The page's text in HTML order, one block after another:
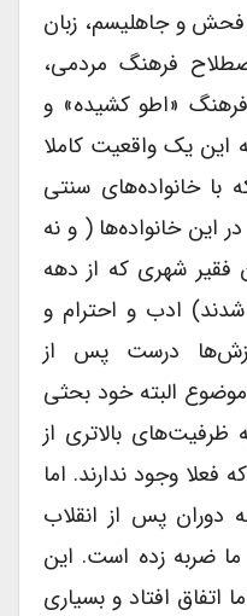
فحش و جاهلیسم، زبان
فرهنگ مردمی،
«اطو کشیده» و
این یک واقعیت کاملا
خانواده‌های سنتی
این خانواده‌ها ( و نه
فقیر شهری که از دهه
ادب و احترام و
درست پس از
البته خود بحثی
بالاتری از
وجود ندارند. اما
دوران پس از انقلاب
ما ضربه زده است. این
افتاد و بسیاری